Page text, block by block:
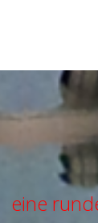
eine